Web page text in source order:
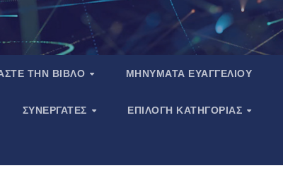
ΤΗΝ ΒΙΒΛΟ ΜΗΝΥΜΑΤΑ ΕΥΑΓΓΕΛΙΟΥ
ΣΥΝΕΡΓΑΤΕΣ ΕΠΙΛΟΓΗ ΚΑΤΗΓΟΡΙΑΣ